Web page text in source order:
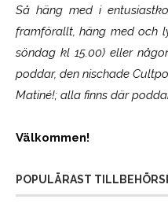
Så häng med i
framförallt, häng med och
söndag kl 15.00) eller
poddar, den nischade
Matiné!; alla finns där
Välkommen!
POPULÄRAST